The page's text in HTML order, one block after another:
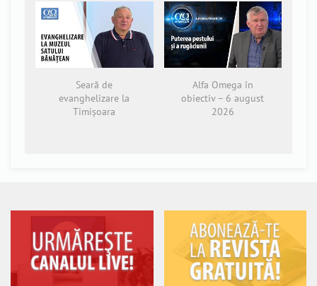
Seară de
evanghelizare la
Timișoara
Alfa Omega în
obiectiv – 6 august
2026